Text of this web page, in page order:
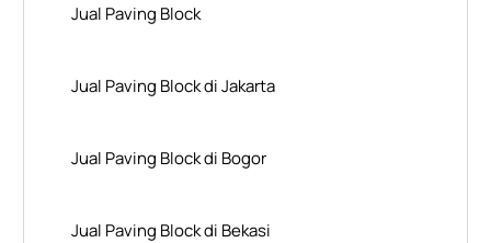
Jual Paving Block
Jual Paving Block di Jakarta
Jual Paving Block di Bogor
Jual Paving Block di Bekasi